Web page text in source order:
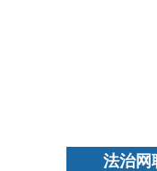
法治网